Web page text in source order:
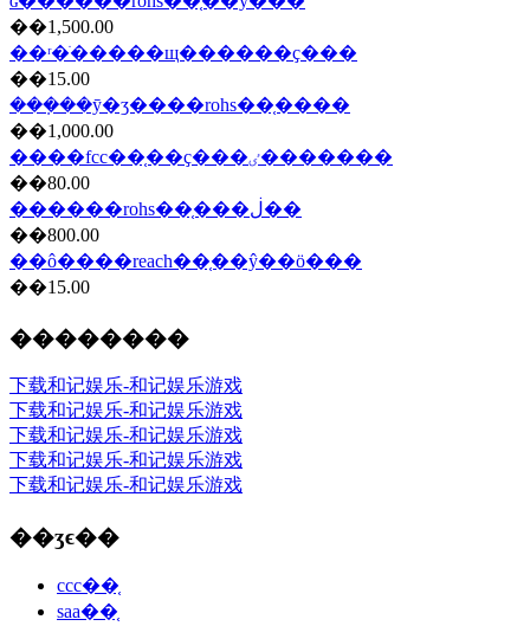
��1,500.00
��ʳ�ֺ�����щ������ҫ���
��15.00
���ܼ��ȳ�ʒ����rohs��֤����
��1,000.00
����fcc��֤��ҫ���ٸ�������
��80.00
������rohs��֤���ڶ��
��800.00
��ô����reach��֤��ŷ��ö���
��15.00
��������
下载和记娱乐-和记娱乐游戏
下载和记娱乐-和记娱乐游戏
下载和记娱乐-和记娱乐游戏
下载和记娱乐-和记娱乐游戏
下载和记娱乐-和记娱乐游戏
��ʒϵ��
ccc��֤
saa��֤